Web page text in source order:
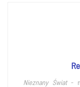
Nieznany Świat-